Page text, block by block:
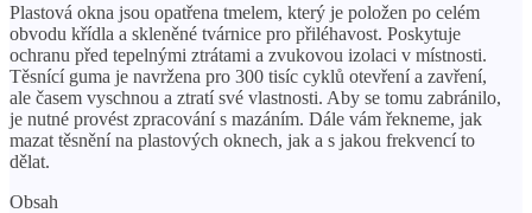
Plastová okna jsou opatřena tmelem, který je položen po celém
obvodu křídla a skleněné tvárnice pro přiléhavost. Poskytuje
ochranu před tepelnými ztrátami a zvukovou izolaci v místnosti.
Těsnící guma je navržena pro 300 tisíc cyklů otevření a zavření,
ale časem vyschnou a ztratí své vlastnosti. Aby se tomu zabránilo,
je nutné provést zpracování s mazáním. Dále vám řekneme, jak
mazat těsnění na plastových oknech, jak a s jakou frekvencí to
dělat.
Obsah